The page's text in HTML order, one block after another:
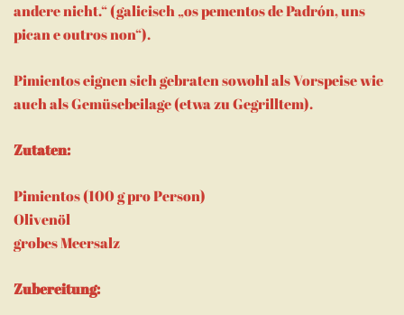
andere nicht.“ (galicisch „os pementos de Padrón, uns
pican e outros non“).
Pimientos eignen sich gebraten sowohl als Vorspeise wie
auch als Gemüsebeilage (etwa zu Gegrilltem).
Zutaten:
Pimientos (100 g pro Person)
Olivenöl
grobes Meersalz
Zubereitung: